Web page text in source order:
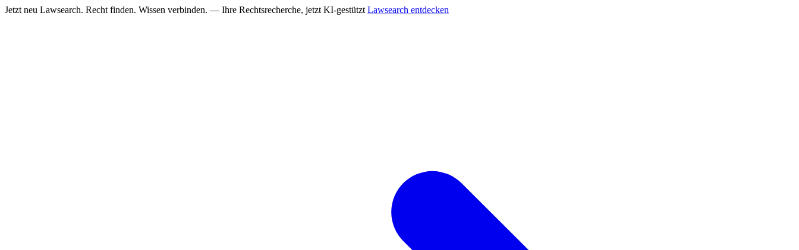
Jetzt neu Lawsearch. Recht finden. Wissen verbinden. — Ihre Rechtsrecherche, jetzt KI-gestützt Lawsearch entdecken